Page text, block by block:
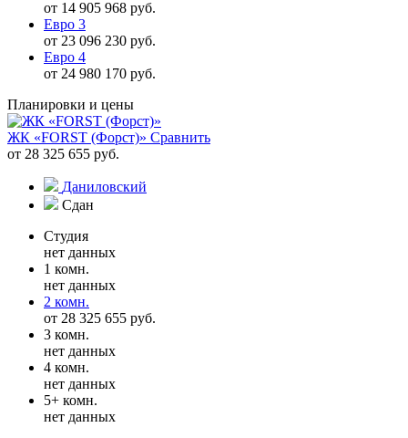
от 14 905 968 руб.
Евро 3
от 23 096 230 руб.
Евро 4
от 24 980 170 руб.
Планировки и цены
ЖК «FORST (Форст)» Сравнить
от 28 325 655 руб.
Даниловский
Сдан
Студия
нет данных
1 комн.
нет данных
2 комн.
от 28 325 655 руб.
3 комн.
нет данных
4 комн.
нет данных
5+ комн.
нет данных